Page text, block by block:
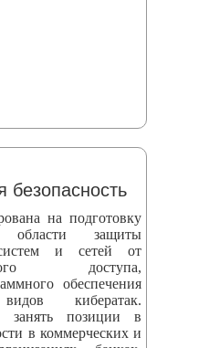
безопасность
на подготовку
области защиты
и сетей от
доступа,
обеспечения
кибератак.
занять позиции в
в коммерческих и